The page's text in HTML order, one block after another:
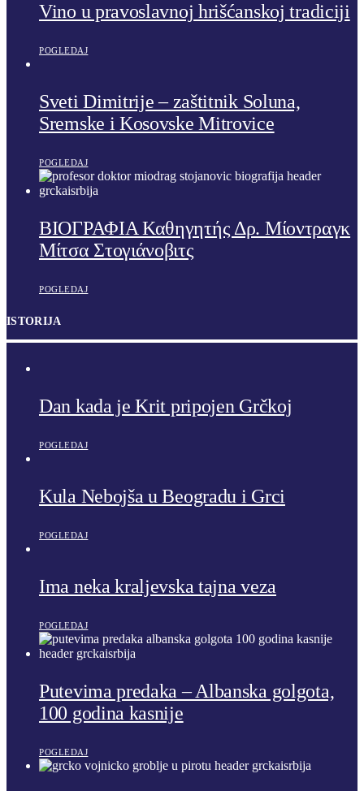
Vino u pravoslavnoj hrišćanskoj tradiciji
POGLEDAJ
Sveti Dimitrije – zaštitnik Soluna,
Sremske i Kosovske Mitrovice
POGLEDAJ
ΒΙΟΓΡΑΦΙΑ Καθηγητής Δρ. Μίοντραγκ
Μίτσα Στογιάνοβιτς
POGLEDAJ
ISTORIJA
Dan kada je Krit pripojen Grčkoj
POGLEDAJ
Kula Nebojša u Beogradu i Grci
POGLEDAJ
Ima neka kraljevska tajna veza
POGLEDAJ
Putevima predaka – Albanska golgota,
100 godina kasnije
POGLEDAJ